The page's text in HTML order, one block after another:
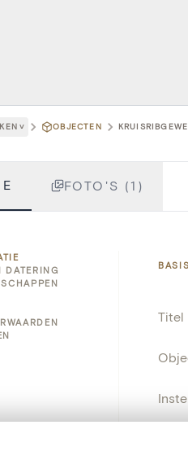
˅ OBJECTEN
FOTO'S (1)
DATERING
Titel